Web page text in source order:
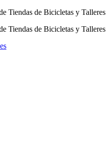
Tiendas de Bicicletas y Talleres
Tiendas de Bicicletas y Talleres